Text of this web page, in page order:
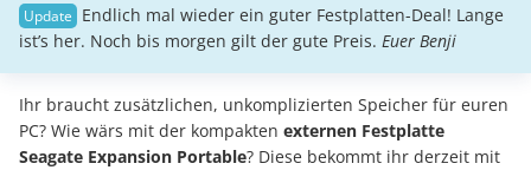
Endlich mal wieder ein guter Festplatten-Deal! Lange
ist’s her. Noch bis morgen gilt der gute Preis. Euer Benji
Ihr braucht zusätzlichen, unkomplizierten Speicher für euren
PC? Wie wärs mit der kompakten externen Festplatte
Seagate Expansion Portable? Diese bekommt ihr derzeit mit